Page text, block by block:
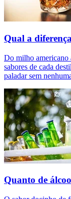
Qual a
Do milho americano
sabores de cada
paladar sem
Quanto de